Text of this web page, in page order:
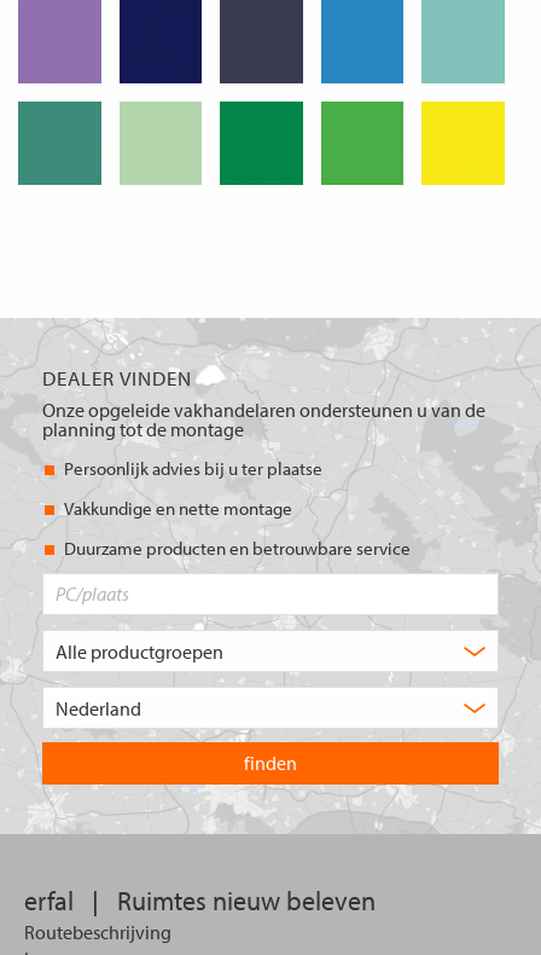
DEALER VINDEN
Onze opgeleide vakhandelaren ondersteunen u van de
planning tot de montage
Persoonlijk advies bij u ter plaatse
Vakkundige en nette montage
Duurzame producten en betrouwbare service
product
u?
land
waarin
u
wilt
zoeken.
erfal | Ruimtes nieuw beleven
Routebeschrijving